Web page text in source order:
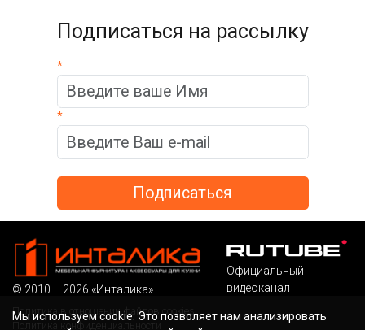
Подписаться на рассылку
*
*
Мы используем cookie. Это позволяет нам анализировать
© 2010 – 2026 «Инталика»
Политика в отношении файлов cookies
Политика конфиденциальности
Официальный
видеоканал